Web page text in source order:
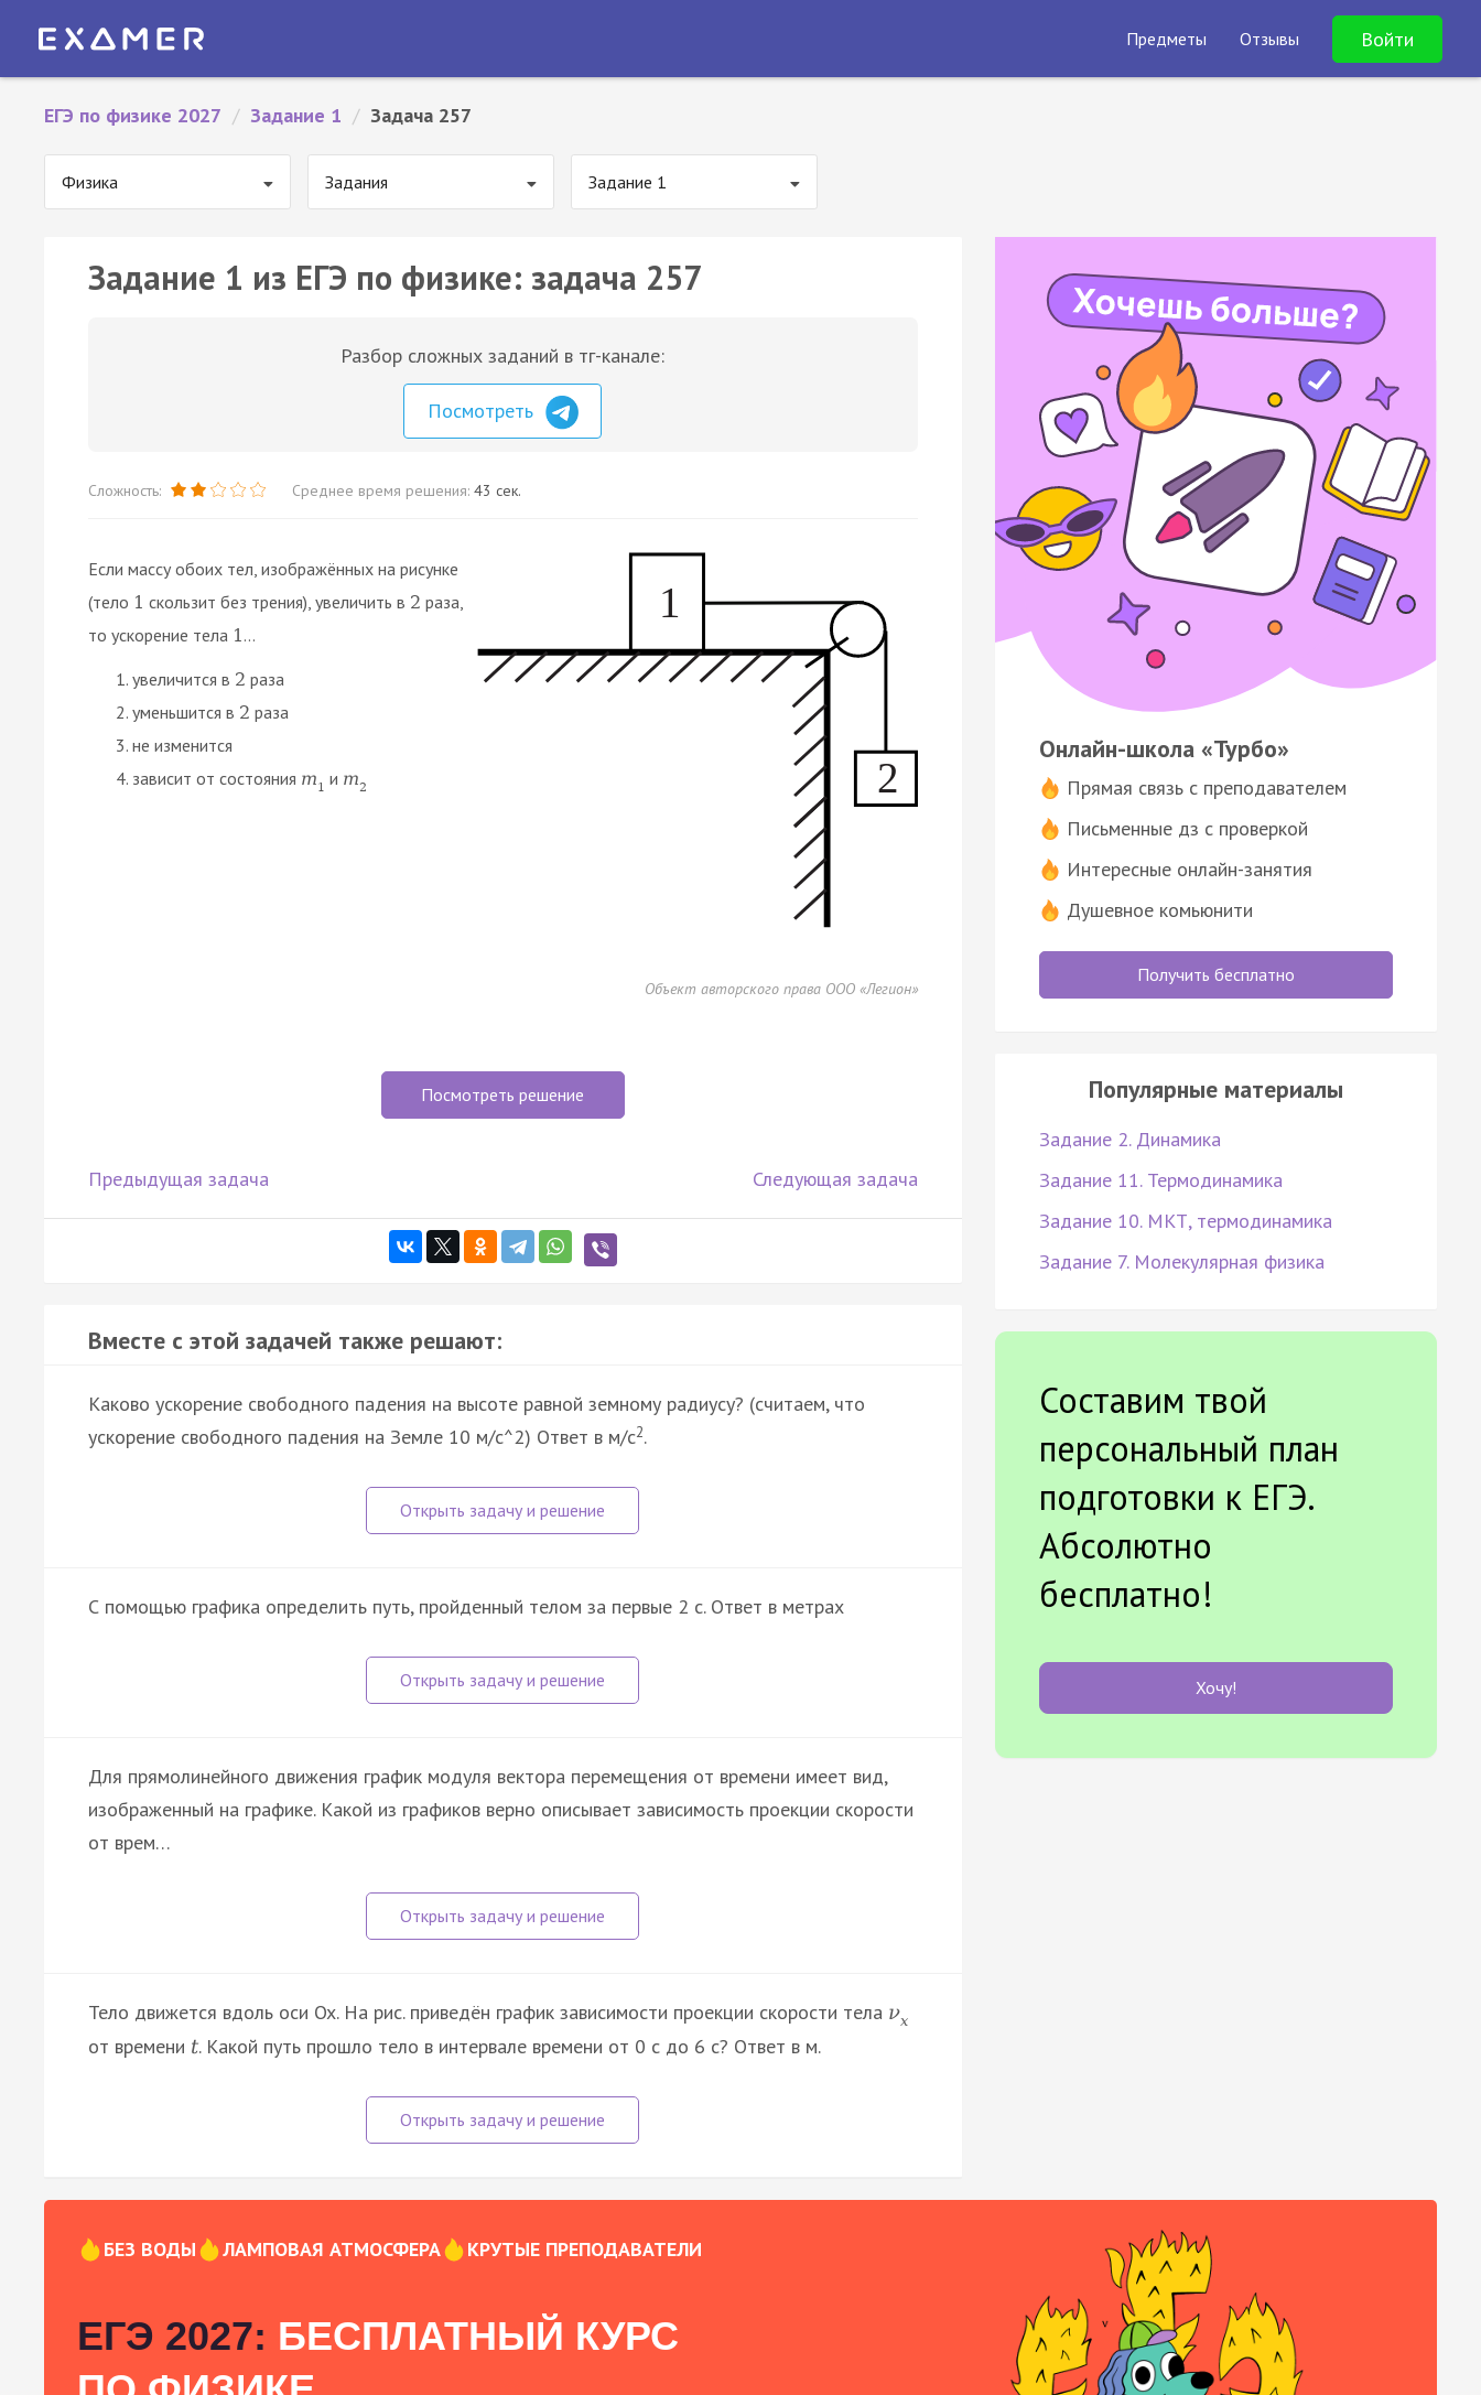
Предметы Отзывы Войти
ЕГЭ по физике 2027 / Задание 1 / Задача 257
Физика Задания Задание 1
Задание 1 из ЕГЭ по физике: задача 257
Разбор сложных заданий в тг-канале:
Посмотреть
Сложность: Среднее время решения: 43 сек.
Если массу обоих тел, изображённых на рисунке
(тело 1 скользит без трения), увеличить в 2 раза,
то ускорение тела 1 ...
увеличится в 2 раза
уменьшится в 2 раза
не изменится
зависит от состояния m1 и m2
Объект авторского права ООО «Легион»
Посмотреть решение
Предыдущая задача Следующая задача
Вместе с этой задачей также решают:
Каково ускорение свободного падения на высоте равной земному радиусу? (считаем, что
ускорение свободного падения на Земле 10 м/с^2) Ответ в м/с2.
С помощью графика определить путь, пройденный телом за первые 2 с. Ответ в метрах
Для прямолинейного движения график модуля вектора перемещения от времени имеет вид,
изображенный на графике. Какой из графиков верно описывает зависимость проекции скорости
от врем…
Тело движется вдоль оси Ox. На рис. приведён график зависимости проекции скорости тела νx
от времени t. Какой путь прошло тело в интервале времени от 0 с до 6 с? Ответ в м.
Онлайн-школа «Турбо»
Прямая связь с преподавателем
Письменные дз с проверкой
Интересные онлайн-занятия
Душевное комьюнити
Получить бесплатно
Популярные материалы
Задание 2. Динамика
Задание 11. Термодинамика
Задание 10. МКТ, термодинамика
Задание 7. Молекулярная физика
Составим твой
персональный план
подготовки к ЕГЭ.
Абсолютно
бесплатно!
Хочу!
БЕЗ ВОДЫ ЛАМПОВАЯ АТМОСФЕРА КРУТЫЕ ПРЕПОДАВАТЕЛИ
ЕГЭ 2027: БЕСПЛАТНЫЙ КУРС